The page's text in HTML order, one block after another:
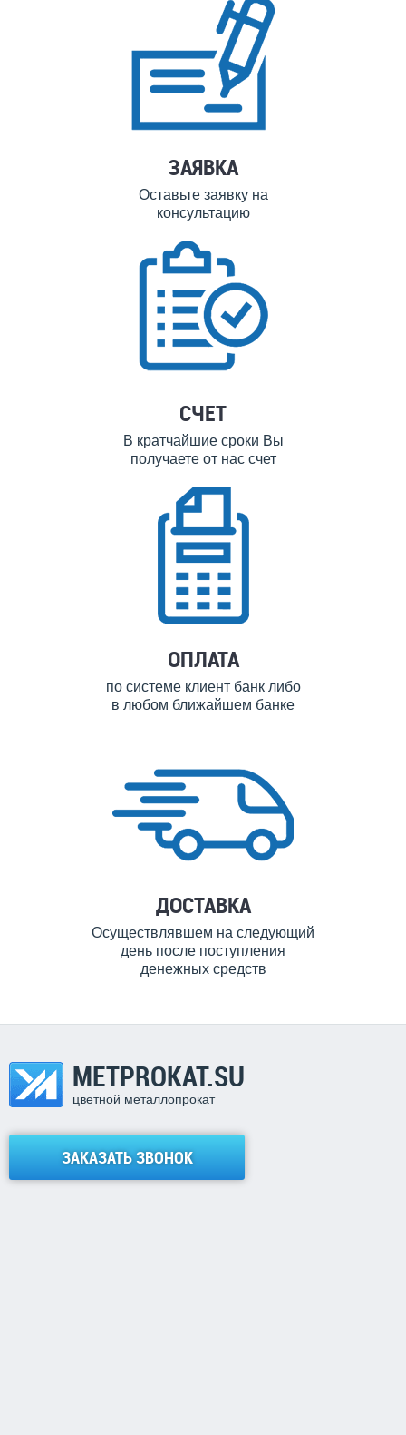
ЗАЯВКА
Оставьте заявку на
консультацию
СЧЕТ
В кратчайшие сроки Вы
получаете от нас счет
ОПЛАТА
по системе клиент банк либо
в любом ближайшем банке
ДОСТАВКА
Осуществлявшем на следующий
день после поступления
денежных средств
METPROKAT.SU
цветной металлопрокат
ЗАКАЗАТЬ ЗВОНОК